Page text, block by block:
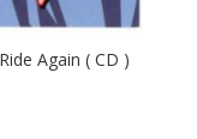
Again ( CD )